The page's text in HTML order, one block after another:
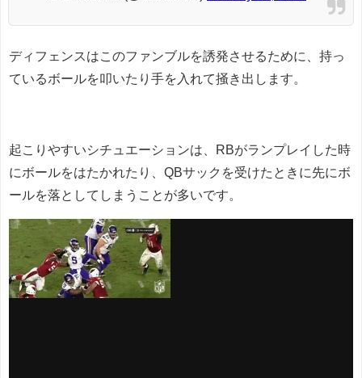
ディフェンスはこのファンブルを誘発させるために、持っ
ているボールを叩いたり手を入れて掻き出します。
起こりやすいシチュエーションは、RBがランプレイした時
にボールをはたかれたり、QBサックを受けたときに先にボ
ールを落としてしまうことが多いです。